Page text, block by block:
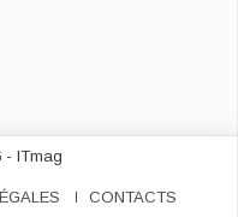
- ITmag
CONTACTS